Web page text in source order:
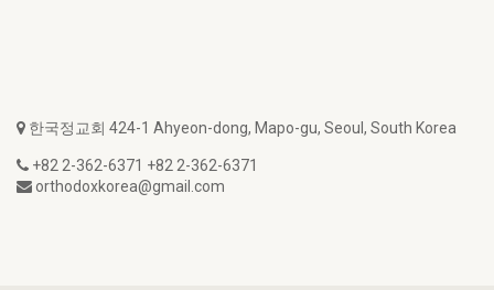
한국정교회 424-1 Ahyeon-dong, Mapo-gu, Seoul, South Korea
+82 2-362-6371 +82 2-362-6371
orthodoxkorea@gmail.com